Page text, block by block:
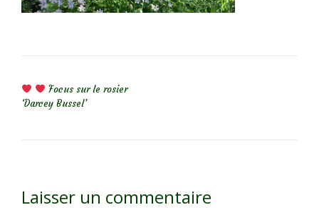
Focus sur le rosier
‘Darcey Bussel’
Laisser un commentaire